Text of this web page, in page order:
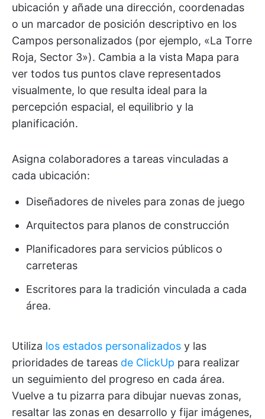
ubicación y añade una dirección, coordenadas
o un marcador de posición descriptivo en los
Campos personalizados (por ejemplo, «La Torre
Roja, Sector 3»). Cambia a la vista Mapa para
ver todos tus puntos clave representados
visualmente, lo que resulta ideal para la
percepción espacial, el equilibrio y la
planificación.
Asigna colaboradores a tareas vinculadas a
cada ubicación:
Diseñadores de niveles para zonas de juego
Arquitectos para planos de construcción
Planificadores para servicios públicos o
carreteras
Escritores para la tradición vinculada a cada
área.
Utiliza los estados personalizados y las
prioridades de tareas de ClickUp para realizar
un seguimiento del progreso en cada área.
Vuelve a tu pizarra para dibujar nuevas zonas,
resaltar las zonas en desarrollo y fijar imágenes,